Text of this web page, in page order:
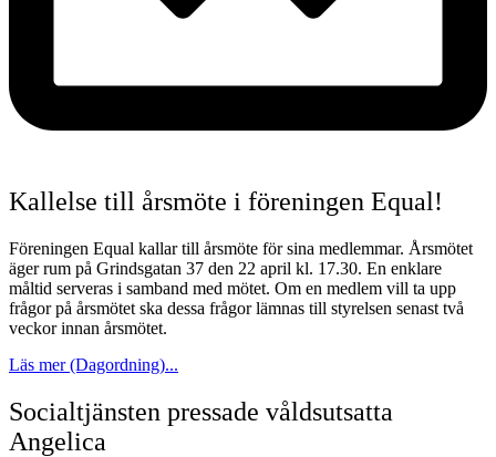
Kallelse till årsmöte i föreningen Equal!
Föreningen Equal kallar till årsmöte för sina medlemmar. Årsmötet
äger rum på Grindsgatan 37 den 22 april kl. 17.30. En enklare
måltid serveras i samband med mötet. Om en medlem vill ta upp
frågor på årsmötet ska dessa frågor lämnas till styrelsen senast två
veckor innan årsmötet.
Läs mer (Dagordning)...
Socialtjänsten pressade våldsutsatta
Angelica